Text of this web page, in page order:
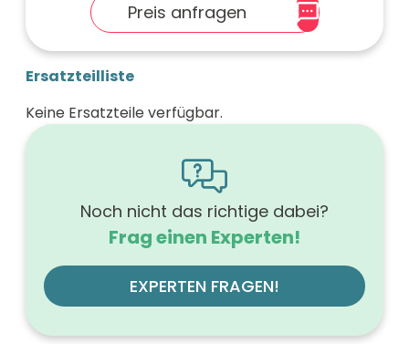
Preis anfragen
Ersatzteilliste
Keine Ersatzteile verfügbar.
Noch nicht das richtige dabei?
Frag einen Experten!
EXPERTEN FRAGEN!